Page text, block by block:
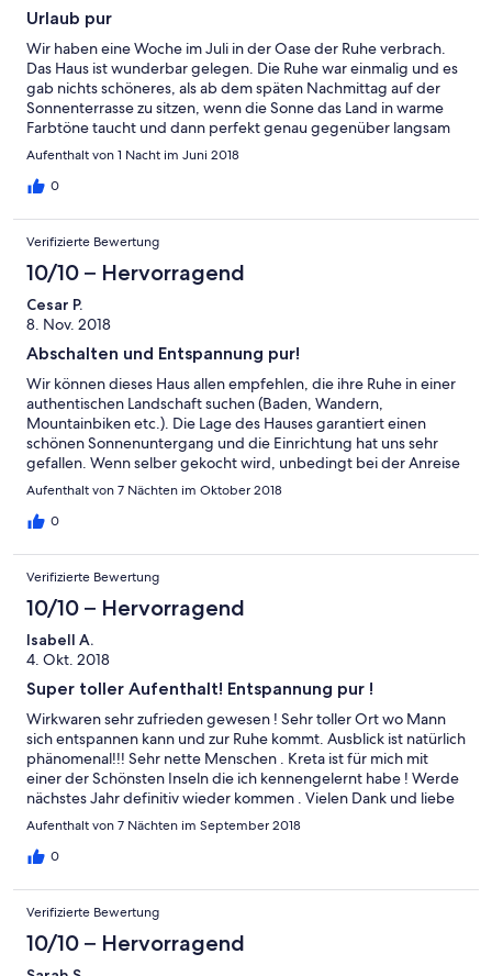
Urlaub pur
Wir haben eine Woche im Juli in der Oase der Ruhe verbrach.
Das Haus ist wunderbar gelegen. Die Ruhe war einmalig und es
gab nichts schöneres, als ab dem späten Nachmittag auf der
Sonnenterrasse zu sitzen, wenn die Sonne das Land in warme
Farbtöne taucht und dann perfekt genau gegenüber langsam
im Meer versinkt. Wir hatten eine schöne Zeit und waren froh,
"Menschenmassen" geniessen zu können. Das Haus ist super
Aufenthalt von 1 Nacht im Juni 2018
0
Verifizierte Bewertung
10/10 – Hervorragend
Cesar P.
8. Nov. 2018
Abschalten und Entspannung pur!
Wir können dieses Haus allen empfehlen, die ihre Ruhe in einer
authentischen Landschaft suchen (Baden, Wandern,
Mountainbiken etc.). Die Lage des Hauses garantiert einen
schönen Sonnenuntergang und die Einrichtung hat uns sehr
gefallen. Wenn selber gekocht wird, unbedingt bei der Anreise
den Grundstock einkaufen, da die Mini Markets in der näheren
Lieferservice für's Nachtessen können wir ebenfalls empfehlen
Ausstattung ist sehr gut und alles funktionierte einwandfrei! Die
Kontaktpersonen vor Ort waren sehr serviceorientiert und
freundlich. Das Haus war zudem sehr sauber, wurde auch einmal
gereinigt (in 1 Woche) und die (Bett-) Wäsche ausgetauscht.
Fazit: Hier ist man fernab vom Massentourismus und wird - bei
Bedarf - trotzdem gut umsorgt.
Aufenthalt von 7 Nächten im Oktober 2018
0
Verifizierte Bewertung
10/10 – Hervorragend
Isabell A.
4. Okt. 2018
Super toller Aufenthalt! Entspannung pur !
Wirkwaren sehr zufrieden gewesen ! Sehr toller Ort wo Mann
sich entspannen kann und zur Ruhe kommt. Ausblick ist natürlich
phänomenal!!! Sehr nette Menschen . Kreta ist für mich mit
einer der Schönsten Inseln die ich kennengelernt habe ! Werde
nächstes Jahr definitiv wieder kommen . Vielen Dank und liebe
Grüße .
Aufenthalt von 7 Nächten im September 2018
0
Verifizierte Bewertung
10/10 – Hervorragend